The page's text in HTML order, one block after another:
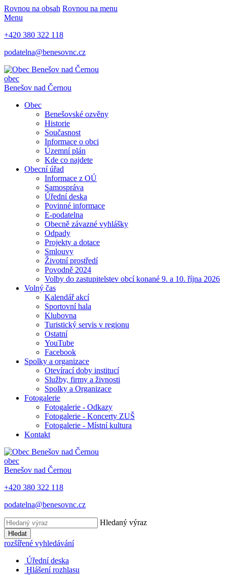
Rovnou na obsah Rovnou na menu
Menu
+420 380 322 118
podatelna@benesovnc.cz
obec
Benešov nad Černou
Obec
Benešovské ozvěny
Historie
Současnost
Informace o obci
Územní plán
Kde co najdete
Obecní úřad
Informace z OÚ
Samospráva
Úřední deska
Povinné informace
E-podatelna
Obecně závazné vyhlášky
Odpady
Projekty a dotace
Smlouvy
Životní prostředí
Povodně 2024
Volby do zastupitelstev obcí konané 9. a 10. října 2026
Volný čas
Kalendář akcí
Sportovní hala
Klubovna
Turistický servis v regionu
Ostatní
YouTube
Facebook
Spolky a organizace
Otevírací doby institucí
Služby, firmy a živnosti
Spolky a Organizace
Fotogalerie
Fotogalerie - Odkazy
Fotogalerie - Koncerty ZUŠ
Fotogalerie - Místní kultura
Kontakt
obec
Benešov nad Černou
+420 380 322 118
podatelna@benesovnc.cz
Hledaný výraz
Hledat
rozšířené vyhledávání
Úřední deska
Hlášení rozhlasu